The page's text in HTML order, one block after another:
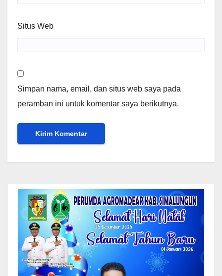
Situs Web
Simpan nama, email, dan situs web saya pada
peramban ini untuk komentar saya berikutnya.